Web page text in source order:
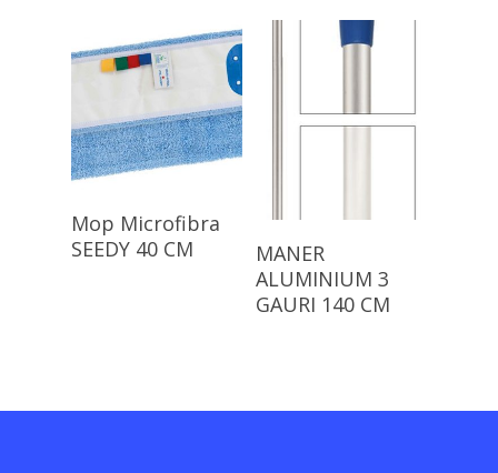
Citește Mai Mult
Mop Microfibra
SEEDY 40 CM
Citește Mai Mult
MANER
ALUMINIUM 3
GAURI 140 CM